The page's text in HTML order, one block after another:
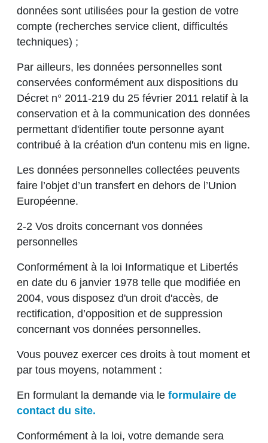
données sont utilisées pour la gestion de votre
compte (recherches service client, difficultés
techniques) ;
Par ailleurs, les données personnelles sont
conservées conformément aux dispositions du
Décret n° 2011-219 du 25 février 2011 relatif à la
conservation et à la communication des données
permettant d'identifier toute personne ayant
contribué à la création d'un contenu mis en ligne.
Les données personnelles collectées peuvents
faire l’objet d’un transfert en dehors de l’Union
Européenne.
2-2 Vos droits concernant vos données
personnelles
Conformément à la loi Informatique et Libertés
en date du 6 janvier 1978 telle que modifiée en
2004, vous disposez d'un droit d'accès, de
rectification, d’opposition et de suppression
concernant vos données personnelles.
Vous pouvez exercer ces droits à tout moment et
par tous moyens, notamment :
En formulant la demande via le formulaire de
contact du site.
Conformément à la loi, votre demande sera